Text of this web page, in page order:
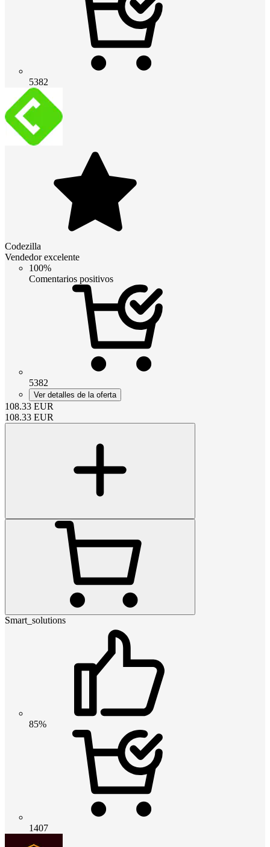
5382
Codezilla
Vendedor excelente
100%
Comentarios positivos
5382
Ver detalles de la oferta
108.33 EUR
108.33 EUR
Smart_solutions
85%
1407